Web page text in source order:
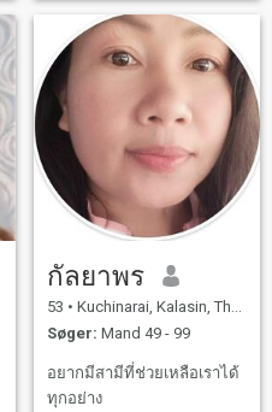
กัลยาพร
53 • Kuchinarai, Kalasin, Thailand
Søger: Mand 49 - 99
อยากมีสามีที่ช่วยเหลือเราได้
ทุกอย่าง